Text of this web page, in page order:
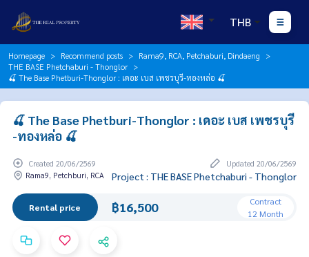
THB
Homepage Recommend posts
Rama9, RCA, Petchaburi, Dindaeng
THE BASE Phetchaburi - Thonglor
🍒 The Base Phetburi-Thonglor : เดอะ เบส เพชรบุรี-ทองหล่อ 🍒
🍒 The Base Phetburi-Thonglor : เดอะ เบส เพชรบุรี
-ทองหล่อ 🍒
Created 20/06/2569
Updated 20/06/2569
Rama9, Petchburi, RCA
Project : THE BASE Phetchaburi - Thonglor
Rental price ฿16,500
Contract
12 Month